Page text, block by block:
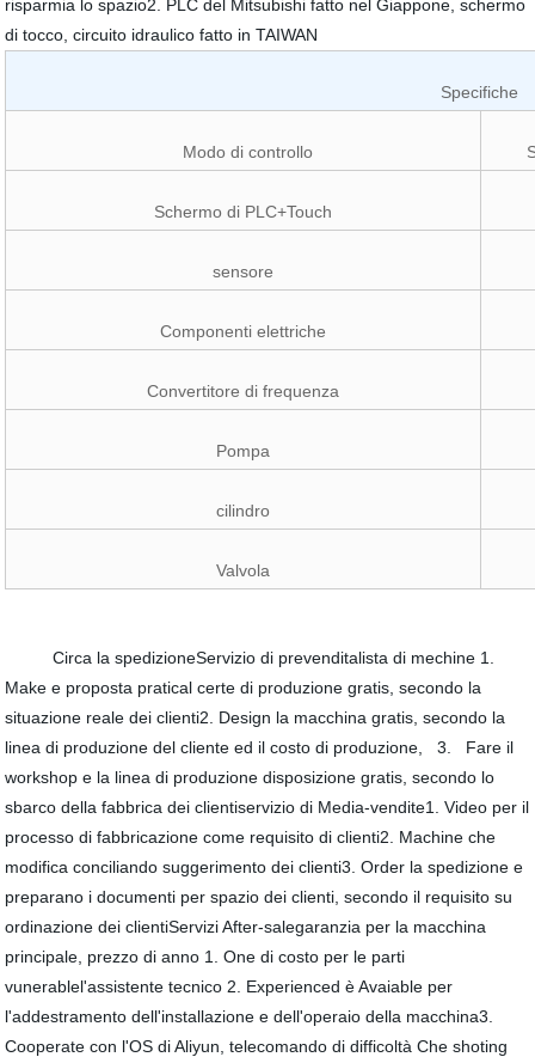
risparmia lo spazio2. PLC del Mitsubishi fatto nel Giappone, schermo
di tocco, circuito idraulico fatto in TAIWAN
Specifiche
Modo di controllo
Schermo di PLC+Touch
sensore
Componenti elettriche
Convertitore di frequenza
Pompa
cilindro
Valvola
Circa la spedizioneServizio di prevenditalista di mechine 1.
Make e proposta pratical certe di produzione gratis, secondo la
situazione reale dei clienti2. Design la macchina gratis, secondo la
linea di produzione del cliente ed il costo di produzione, 3. Fare il
workshop e la linea di produzione disposizione gratis, secondo lo
sbarco della fabbrica dei clientiservizio di Media-vendite1. Video per il
processo di fabbricazione come requisito di clienti2. Machine che
modifica conciliando suggerimento dei clienti3. Order la spedizione e
preparano i documenti per spazio dei clienti, secondo il requisito su
ordinazione dei clientiServizi After-salegaranzia per la macchina
principale, prezzo di anno 1. One di costo per le parti
vunerablel'assistente tecnico 2. Experienced è Avaiable per
l'addestramento dell'installazione e dell'operaio della macchina3.
Cooperate con l'OS di Aliyun, telecomando di difficoltà Che shoting